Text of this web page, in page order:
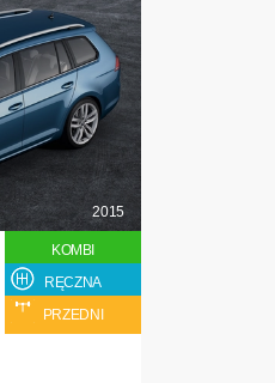
2015
KOMBI
RĘCZNA
PRZEDNI